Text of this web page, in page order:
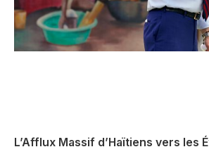
L’Afflux Massif d’Haïtiens vers les